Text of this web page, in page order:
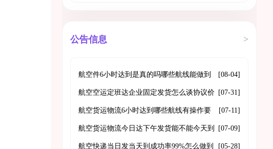
公告信息 >
航空件6小时达到是真的吗哪些航线能做到
门到门
[08-04]
航空空运定班达企业固定发货怎么谈协议价
格和舱位保障
[07-31]
航空货运物流6小时达到哪些航线有操作要
点是什么
[07-11]
航空货运物流今日达下午发货能不能今天到 [07-09]
航空快递当日发当天到成功率99%怎么做到 [05-28]